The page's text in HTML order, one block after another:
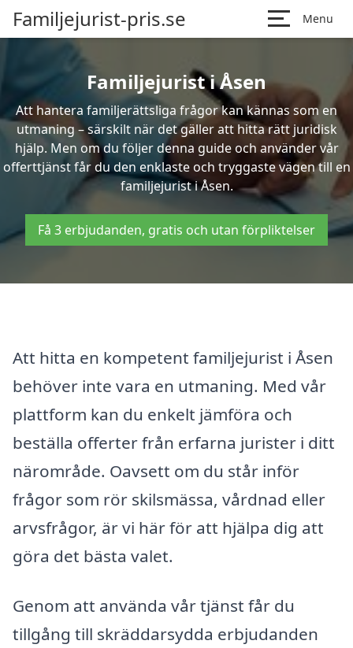
Familjejurist-pris.se Menu
Familjejurist i Åsen
Att hantera familjerättsliga frågor kan kännas som en
utmaning – särskilt när det gäller att hitta rätt juridisk
hjälp. Men om du följer denna guide och använder vår
offerttjänst får du den enklaste och tryggaste vägen till en
familjejurist i Åsen.
Få 3 erbjudanden, gratis och utan förpliktelser
Att hitta en kompetent familjejurist i Åsen
behöver inte vara en utmaning. Med vår
plattform kan du enkelt jämföra och
beställa offerter från erfarna jurister i ditt
närområde. Oavsett om du står inför
frågor som rör skilsmässa, vårdnad eller
arvsfrågor, är vi här för att hjälpa dig att
göra det bästa valet.
Genom att använda vår tjänst får du
tillgång till skräddarsydda erbjudanden